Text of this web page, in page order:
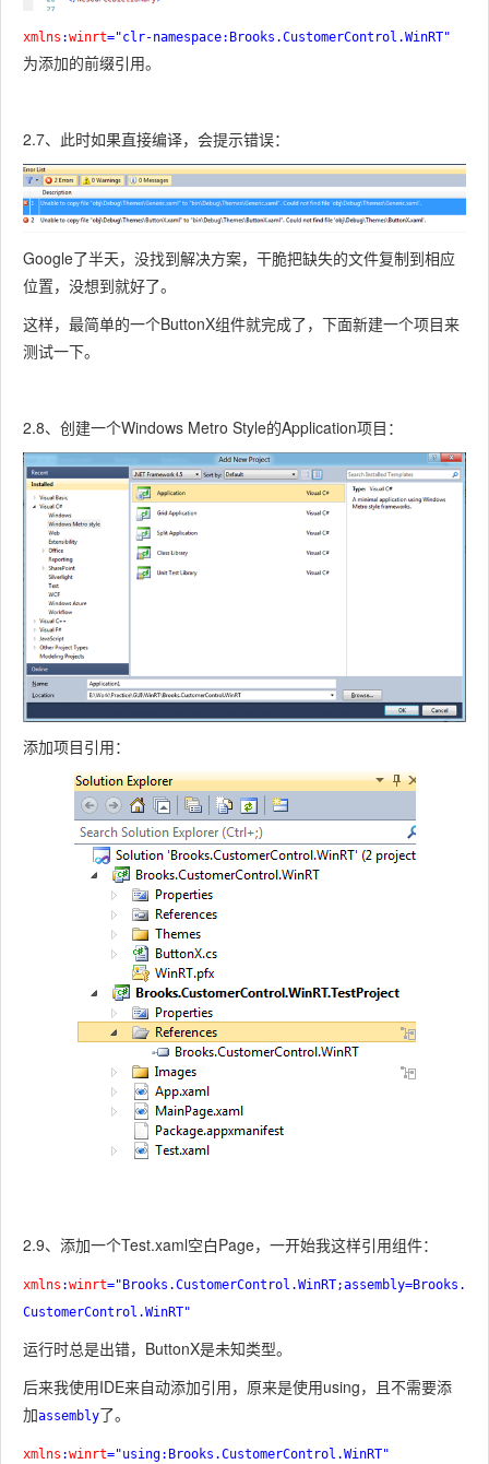
xmlns :winrt="clr-namespace:Brooks.CustomerControl.WinRT"
为添加的前缀引用。
2.7、此时如果直接编译，会提示错误：
Google了半天，没找到解决方案，干脆把缺失的文件复制到相应
位置，没想到就好了。
这样，最简单的一个ButtonX组件就完成了，下面新建一个项目来
测试一下。
2.8、创建一个Windows Metro Style的Application项目：
添加项目引用：
2.9、添加一个Test.xaml空白Page，一开始我这样引用组件：
xmlns :winrt="Brooks.CustomerControl.WinRT;assembly=Brooks.
CustomerControl.WinRT"
运行时总是出错， ButtonX是未知类型。
后来我使用IDE来自动添加引用，原来是使用using，且不需要添
加assembly了。
xmlns :winrt="using:Brooks.CustomerControl.WinRT"